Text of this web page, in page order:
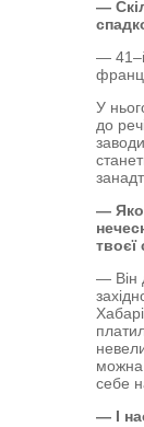
—
—
У
до
—
твоєї
— Він
можна
себе
— І